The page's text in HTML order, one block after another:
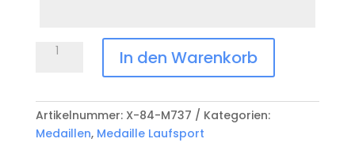
Medaille
84-
M737
Menge
In den Warenkorb
Artikelnummer: X-84-M737
Kategorien:
Medaillen, Medaille Laufsport